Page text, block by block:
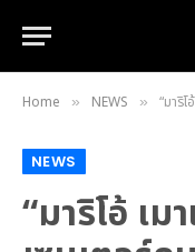
Home » NEWS » “มาริโอ้ เมาเร่อ” นั่งแท่นพ
NEWS
“มาริโอ้ เ